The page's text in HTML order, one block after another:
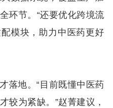
环节。“还要优化跨境流
模块，助力中医药更好
落地。“目前既懂中医药
较为紧缺。”赵菁建议，